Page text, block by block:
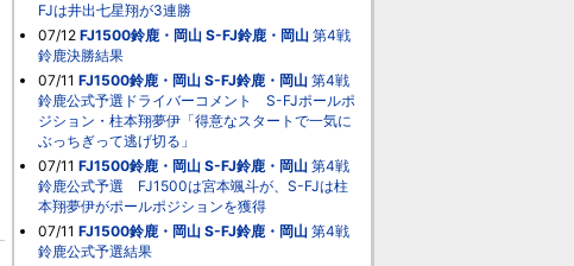
FJは井出七星翔が3連勝
07/12 FJ1500鈴鹿・岡山 S-FJ鈴鹿・岡山 第4戦
鈴鹿決勝結果
07/11 FJ1500鈴鹿・岡山 S-FJ鈴鹿・岡山 第4戦
鈴鹿公式予選ドライバーコメント S-FJポールポ
ジション・柱本翔夢伊「得意なスタートで一気に
ぶっちぎって逃げ切る」
07/11 FJ1500鈴鹿・岡山 S-FJ鈴鹿・岡山 第4戦
鈴鹿公式予選 FJ1500は宮本颯斗が、S-FJは柱
本翔夢伊がポールポジションを獲得
07/11 FJ1500鈴鹿・岡山 S-FJ鈴鹿・岡山 第4戦
鈴鹿公式予選結果